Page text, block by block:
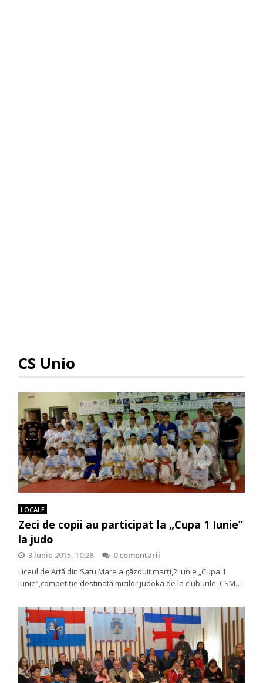
CS Unio
LOCALE
Zeci de copii au participat la „Cupa 1 Iunie”
la judo
3 iunie 2015, 10:28
0 comentarii
Liceul de Artă din Satu Mare a găzduit marți,2 iunie „Cupa 1
Iunie”,competiție destinată micilor judoka de la cluburile: CSM…